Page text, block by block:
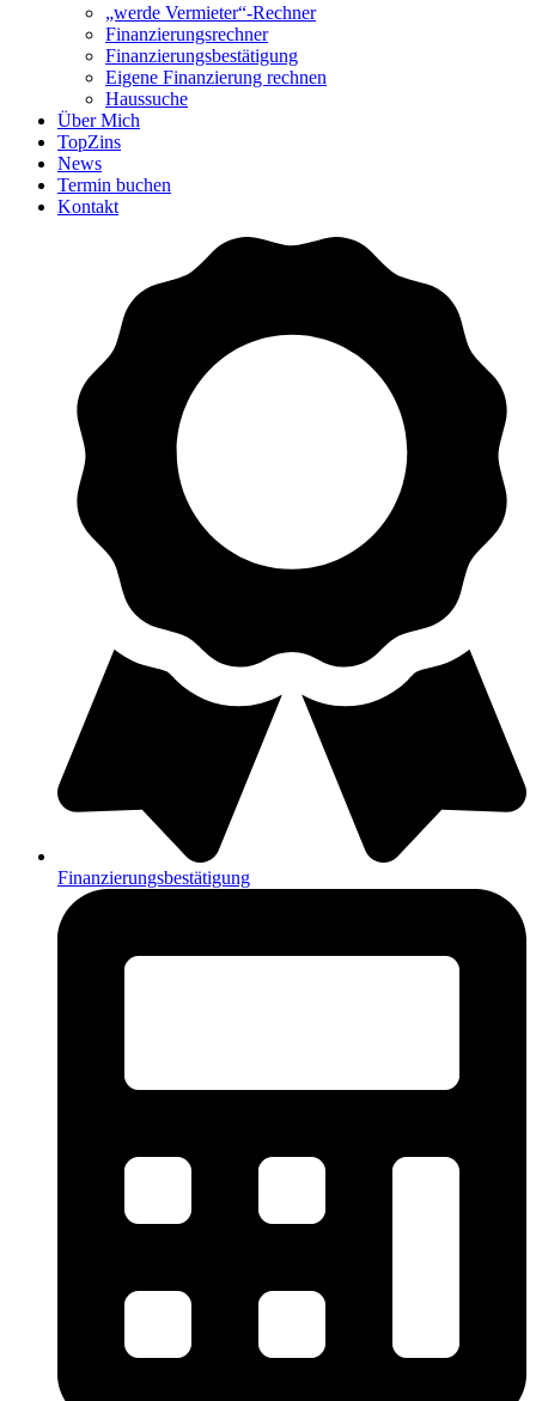
„werde Vermieter“-Rechner
Finanzierungsrechner
Finanzierungsbestätigung
Eigene Finanzierung rechnen
Haussuche
Über Mich
TopZins
News
Termin buchen
Kontakt
Finanzierungsbestätigung